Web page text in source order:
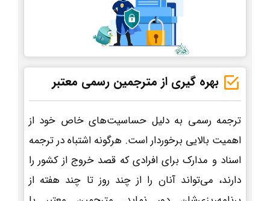
بهره گیری از مترجمین رسمی معتبر
ترجمه رسمی به دلیل حساسیت‌های خاص خود از
اهمیت بالایی برخوردار است. هرگونه اشتباه در ترجمه
اسناد و مدارک برای افرادی که قصد خروج از کشور را
دارند، می‌تواند آنان را از چند روز تا چند هفته از